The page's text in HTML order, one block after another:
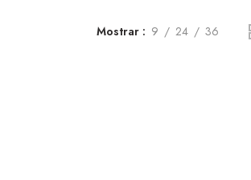
Mostrar 9 24 36